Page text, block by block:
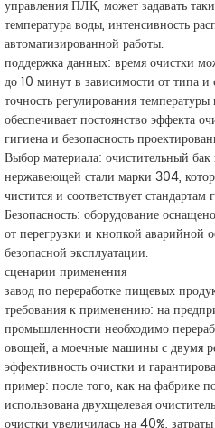
управления ПЛК, может задавать
температура воды, интенсивность
автоматизированной работы.
поддержка данных: время очистки
до 10 минут в зависимости от типа и
точность регулирования
обеспечивает постоянство эффекта
гигиена и безопасность
Выбор материала: очистительный
нержавеющей стали марки 304,
чистится и соответствует
Безопасность: оборудование
от перегрузки и кнопкой аварийной
безопасной эксплуатации.
сценарии применения
завод по переработке пищевых
требования к применению: на
промышленности необходимо
овощей, а моечные машины с двумя
эффективность очистки и
пример: после того, как на фабрике
использована двухщелевая